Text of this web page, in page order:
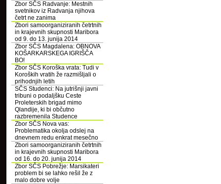
Zbor SČS Radvanje: Mestnih
svetnikov iz Radvanja njihova
četrt ne zanima
Zbori samoorganiziranih četrtnih
in krajevnih skupnosti Maribora
od 9. do 13. junija 2014
Zbor SČS Magdalena: OBNOVA
KOŠARKARSKEGA IGRIŠČA
BO!
Zbor SČS Koroška vrata: Tudi v
Koroških vratih že razmišljali o
prihodnjih letih
SČS Studenci: Na jutrišnji javni
tribuni o podaljšku Ceste
Proleterskih brigad mimo
Qlandije, ki bi občutno
razbremenila Studence
Zbor SČS Nova vas:
Problematika okolja odslej na
dnevnem redu enkrat mesečno
Zbori samoorganiziranih četrtnih
in krajevnih skupnosti Maribora
od 16. do 20. junija 2014
Zbor SČS Pobrežje: Marsikateri
problem bi se lahko rešil že z
malo dobre volje